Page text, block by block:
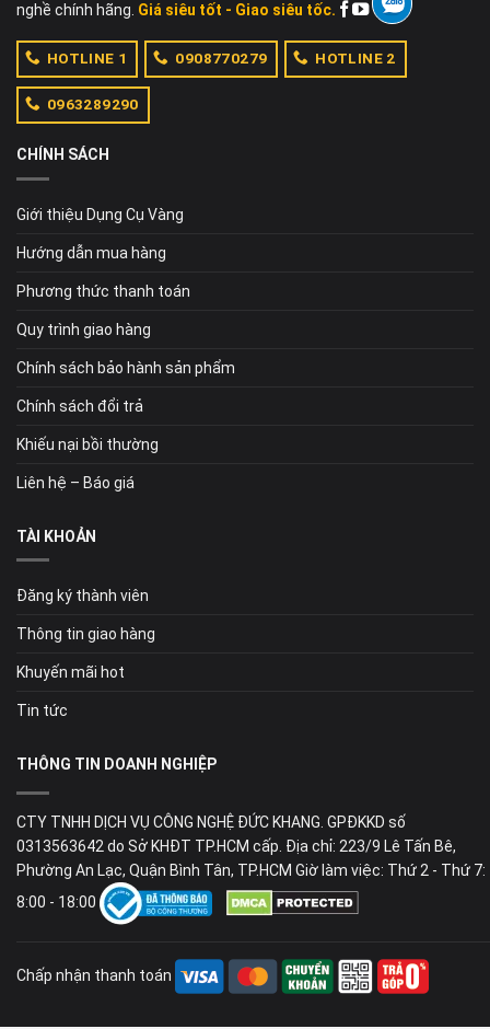
nghề chính hãng. Giá siêu tốt - Giao siêu tốc.
HOTLINE 1 0908770279 HOTLINE 2
0963289290
CHÍNH SÁCH
Giới thiệu Dụng Cụ Vàng
Hướng dẫn mua hàng
Phương thức thanh toán
Quy trình giao hàng
Chính sách bảo hành sản phẩm
Chính sách đổi trả
Khiếu nại bồi thường
Liên hệ – Báo giá
TÀI KHOẢN
Đăng ký thành viên
Thông tin giao hàng
Khuyến mãi hot
Tin tức
THÔNG TIN DOANH NGHIỆP
CTY TNHH DỊCH VỤ CÔNG NGHỆ ĐỨC KHANG. GPĐKKD số
0313563642 do Sở KHĐT TP.HCM cấp. Địa chỉ: 223/9 Lê Tấn Bê,
Phường An Lạc, Quận Bình Tân, TP.HCM Giờ làm việc: Thứ 2 - Thứ 7:
8:00 - 18:00
Chấp nhận thanh toán